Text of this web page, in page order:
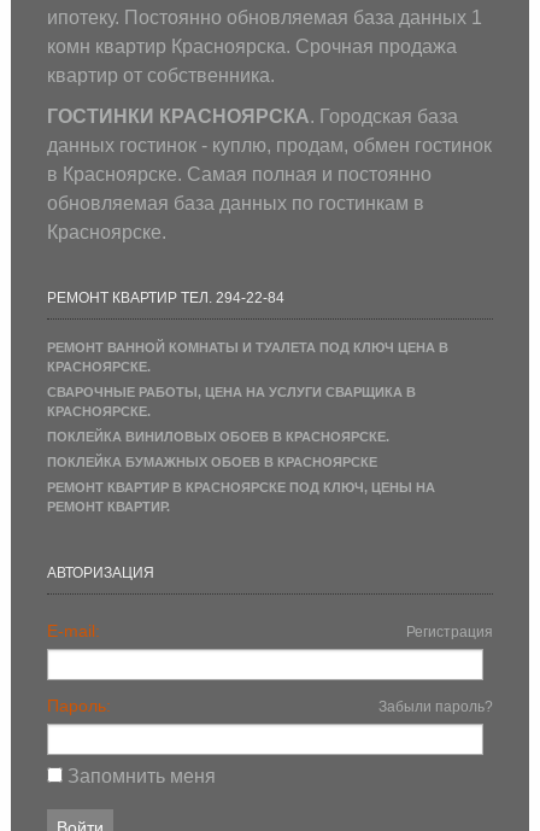
ипотеку. Постоянно обновляемая база данных 1
комн квартир Красноярска. Срочная продажа
квартир от собственника.
ГОСТИНКИ КРАСНОЯРСКА. Городская база
данных гостинок - куплю, продам, обмен гостинок
в Красноярске. Самая полная и постоянно
обновляемая база данных по гостинкам в
Красноярске.
РЕМОНТ КВАРТИР ТЕЛ. 294-22-84
РЕМОНТ ВАННОЙ КОМНАТЫ И ТУАЛЕТА ПОД КЛЮЧ ЦЕНА В
КРАСНОЯРСКЕ.
СВАРОЧНЫЕ РАБОТЫ, ЦЕНА НА УСЛУГИ СВАРЩИКА В
КРАСНОЯРСКЕ.
ПОКЛЕЙКА ВИНИЛОВЫХ ОБОЕВ В КРАСНОЯРСКЕ.
ПОКЛЕЙКА БУМАЖНЫХ ОБОЕВ В КРАСНОЯРСКЕ
РЕМОНТ КВАРТИР В КРАСНОЯРСКЕ ПОД КЛЮЧ, ЦЕНЫ НА
РЕМОНТ КВАРТИР.
АВТОРИЗАЦИЯ
E-mail: Регистрация
Пароль: Забыли пароль?
Запомнить меня